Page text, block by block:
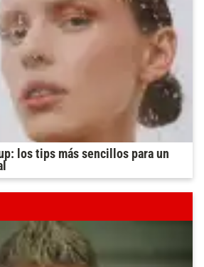
los tips más sencillos para un